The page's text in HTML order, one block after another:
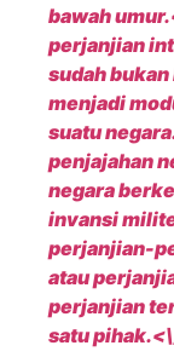
bawah
perjanjian
sudah
menjadi
suatu
penjajahan
negara
invansi
perjanjian-
atau
perjanjian
satu